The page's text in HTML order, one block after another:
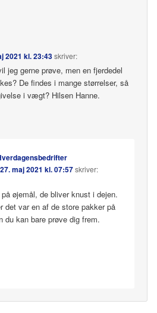
2021 kl. 23:43skriver:
jeg gerne prøve, men en fjerdedel
De findes i mange størrelser, så
i vægt? Hilsen Hanne.
27. maj 2021 kl. 07:57skriver:
øjemål, de bliver knust i dejen.
det var en af de store pakker på
du kan bare prøve dig frem.